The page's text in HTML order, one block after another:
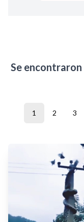
Se encontraron
1 2 3